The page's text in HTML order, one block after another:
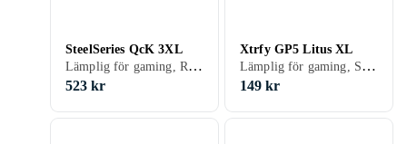
SteelSeries QcK 3XL
Lämplig för gaming, RGB LED-belysning (flerfärgad), Tvättbar, 1220 mm, 590 mm
523 kr
Xtrfy GP5 Litus XL
Lämplig för gaming, Sydda kanter, Tvättbar, 920 mm, 400 mm
149 kr